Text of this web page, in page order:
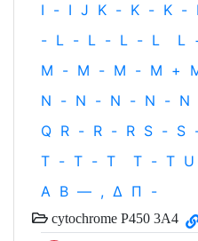
I - I J K - K - K -
- L - L - L - L L
M - M - M - M +
N - N - N - N - N
Q R - R - R S - S
T - T - T T - T U
Α Β — , Δ Π -
cytochrome P450 3A4